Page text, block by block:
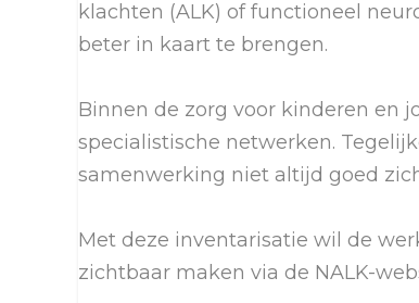
klachten (ALK) of functioneel
beter in kaart te brengen.
Binnen de zorg voor kinderen en
specialistische netwerken.
samenwerking niet altijd goed
Met deze inventarisatie wil de
zichtbaar maken via de NALK-